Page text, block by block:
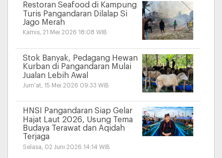
Restoran Seafood di Kampung
Turis Pangandaran Dilalap Si
Jago Merah
Kamis, 21 Mei 2026 18:08 WIB
Stok Banyak, Pedagang Hewan
Kurban di Pangandaran Mulai
Jualan Lebih Awal
Jum'at, 15 Mei 2026 09:33 WIB
HNSI Pangandaran Siap Gelar
Hajat Laut 2026, Usung Tema
Budaya Terawat dan Aqidah
Terjaga
Selasa, 02 Juni 2026 14:14 WIB